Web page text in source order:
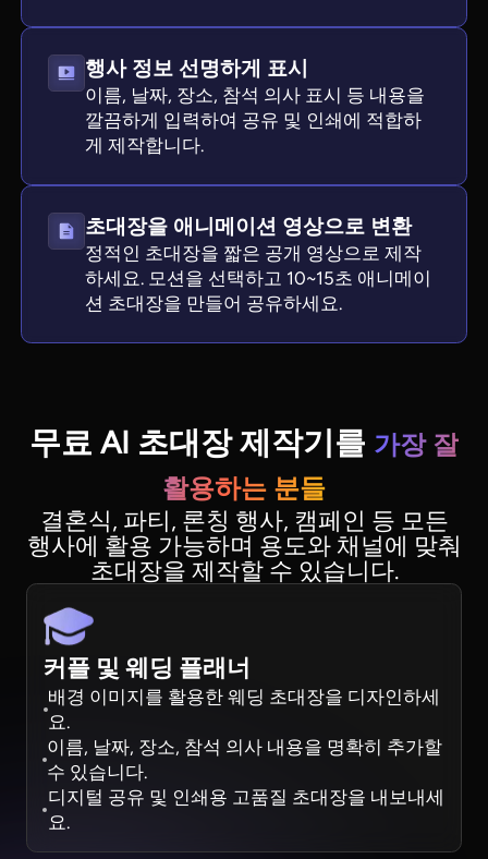
행사 정보 선명하게 표시
이름, 날짜, 장소, 참석 의사 표시 등 내용을
깔끔하게 입력하여 공유 및 인쇄에 적합하
게 제작합니다.
초대장을 애니메이션 영상으로 변환
정적인 초대장을 짧은 공개 영상으로 제작
하세요. 모션을 선택하고 10~15초 애니메이
션 초대장을 만들어 공유하세요.
무료 AI 초대장 제작기를 가장 잘
활용하는 분들
결혼식, 파티, 론칭 행사, 캠페인 등 모든
행사에 활용 가능하며 용도와 채널에 맞춰
초대장을 제작할 수 있습니다.
커플 및 웨딩 플래너
배경 이미지를 활용한 웨딩 초대장을 디자인하세
요.
이름, 날짜, 장소, 참석 의사 내용을 명확히 추가할
수 있습니다.
디지털 공유 및 인쇄용 고품질 초대장을 내보내세
요.